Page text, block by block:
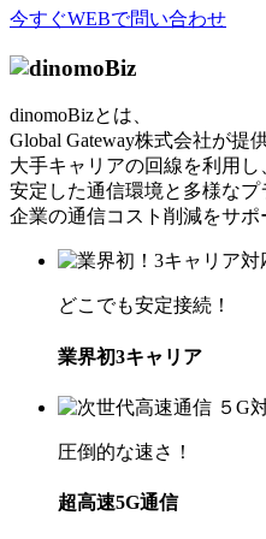
今すぐWEBで問い合わせ
dinomoBizとは、
Global Gateway株式会社が提
大手キャリアの回線を利用し
安定した通信環境と多様なプ
企業の通信コスト削減をサポ
どこでも安定接続！
業界初3キャリア
圧倒的な速さ！
超高速5G通信